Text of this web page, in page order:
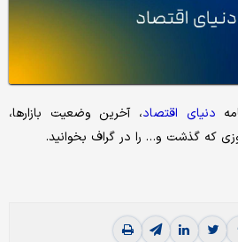
دنیای اقتصاد، آخرین وضعیت بازارها،
که گذشت و… را در گراف بخوانید.